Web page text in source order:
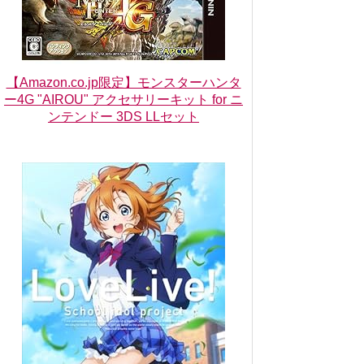
【Amazon.co.jp限定】モンスターハンタ
ー4G "AIROU" アクセサリーキット for ニ
ンテンドー 3DS LLセット